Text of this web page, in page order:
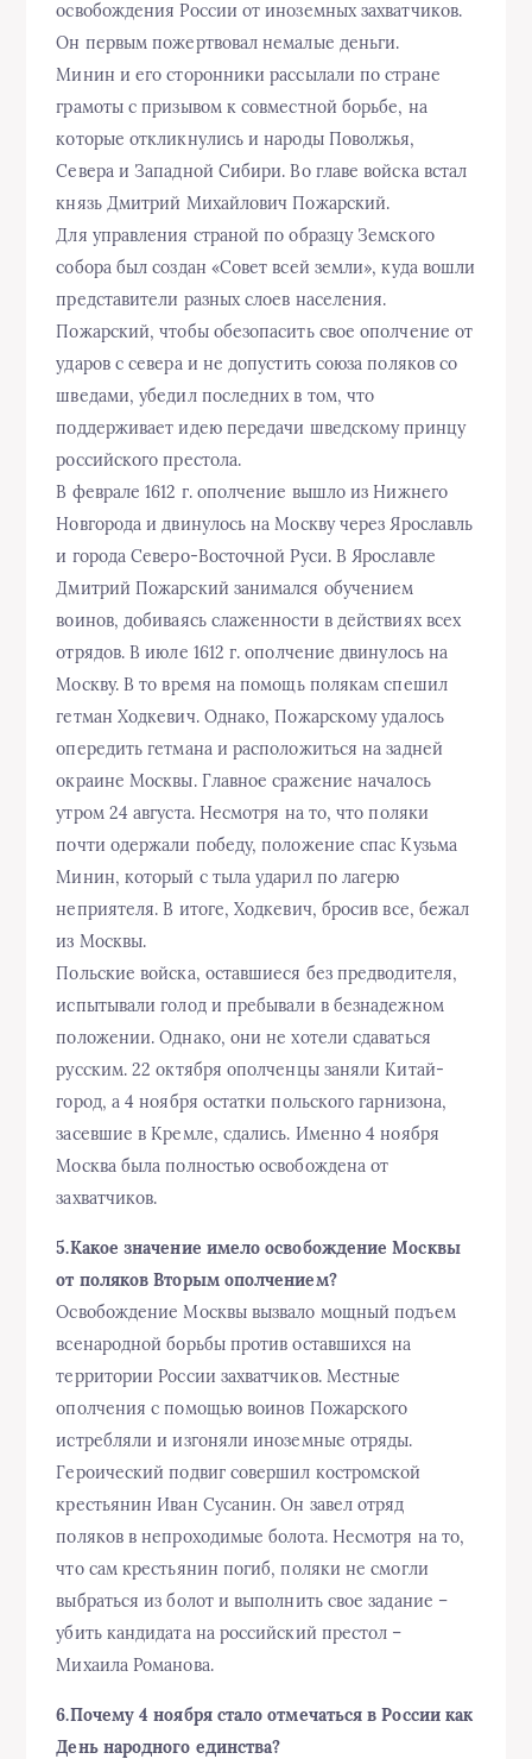
освобождения России от иноземных захватчиков.
Он первым пожертвовал немалые деньги.
Минин и его сторонники рассылали по стране
грамоты с призывом к совместной борьбе, на
которые откликнулись и народы Поволжья,
Севера и Западной Сибири. Во главе войска встал
князь Дмитрий Михайлович Пожарский.
Для управления страной по образцу Земского
собора был создан «Совет всей земли», куда вошли
представители разных слоев населения.
Пожарский, чтобы обезопасить свое ополчение от
ударов с севера и не допустить союза поляков со
шведами, убедил последних в том, что
поддерживает идею передачи шведскому принцу
российского престола.
В феврале 1612 г. ополчение вышло из Нижнего
Новгорода и двинулось на Москву через Ярославль
и города Северо-Восточной Руси. В Ярославле
Дмитрий Пожарский занимался обучением
воинов, добиваясь слаженности в действиях всех
отрядов. В июле 1612 г. ополчение двинулось на
Москву. В то время на помощь полякам спешил
гетман Ходкевич. Однако, Пожарскому удалось
опередить гетмана и расположиться на задней
окраине Москвы. Главное сражение началось
утром 24 августа. Несмотря на то, что поляки
почти одержали победу, положение спас Кузьма
Минин, который с тыла ударил по лагерю
неприятеля. В итоге, Ходкевич, бросив все, бежал
из Москвы.
Польские войска, оставшиеся без предводителя,
испытывали голод и пребывали в безнадежном
положении. Однако, они не хотели сдаваться
русским. 22 октября ополченцы заняли Китай-
город, а 4 ноября остатки польского гарнизона,
засевшие в Кремле, сдались. Именно 4 ноября
Москва была полностью освобождена от
захватчиков.
5.Какое значение имело освобождение Москвы
от поляков Вторым ополчением?
Освобождение Москвы вызвало мощный подъем
всенародной борьбы против оставшихся на
территории России захватчиков. Местные
ополчения с помощью воинов Пожарского
истребляли и изгоняли иноземные отряды.
Героический подвиг совершил костромской
крестьянин Иван Сусанин. Он завел отряд
поляков в непроходимые болота. Несмотря на то,
что сам крестьянин погиб, поляки не смогли
выбраться из болот и выполнить свое задание –
убить кандидата на российский престол –
Михаила Романова.
6.Почему 4 ноября стало отмечаться в России как
День народного единства?